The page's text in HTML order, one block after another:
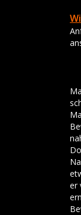
er